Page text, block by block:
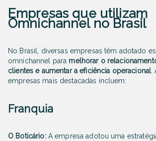
Empresas que utilizam
Omnichannel no Brasil
No Brasil, diversas empresas têm adotado
omnichannel para melhorar o
clientes e aumentar a eficiência operacional.
empresas mais destacadas incluem:
Franquia
O Boticário:A empresa adotou uma